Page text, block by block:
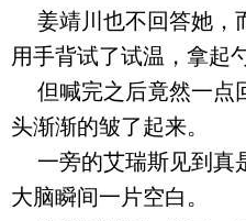
姜靖川也不回答她，
用手背试了试温，拿起
但喊完之后竟然一点
头渐渐的皱了起来。
一旁的艾瑞斯见到真
大脑瞬间一片空白。